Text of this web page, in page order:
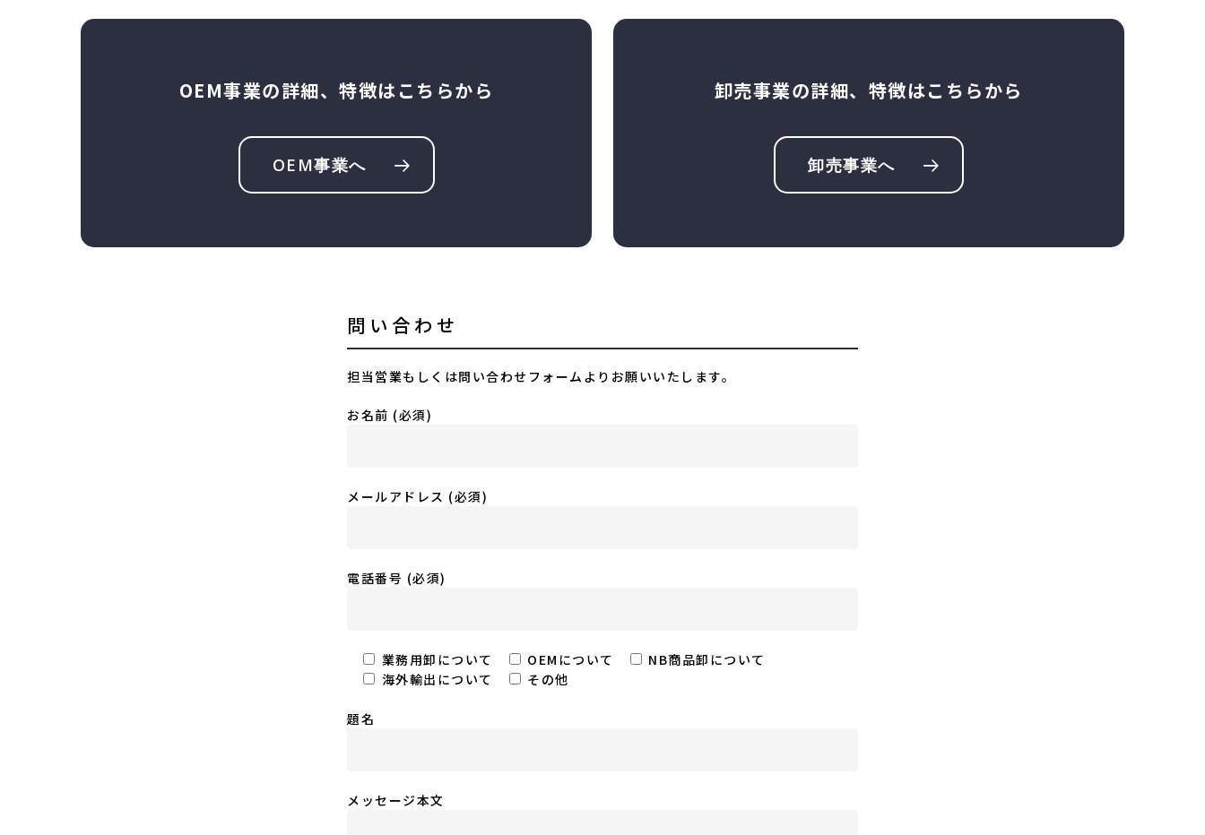
OEM事業の詳細、特徴はこちらから
OEM事業へ
卸売事業の詳細、特徴はこちらから
卸売事業へ
問い合わせ
担当営業もしくは問い合わせフォームよりお願いいたします。
お名前 (必須)
メールアドレス (必須)
電話番号 (必須)
業務用卸について OEMについて
NB商品卸について
海外輸出について
その他
題名
メッセージ本文